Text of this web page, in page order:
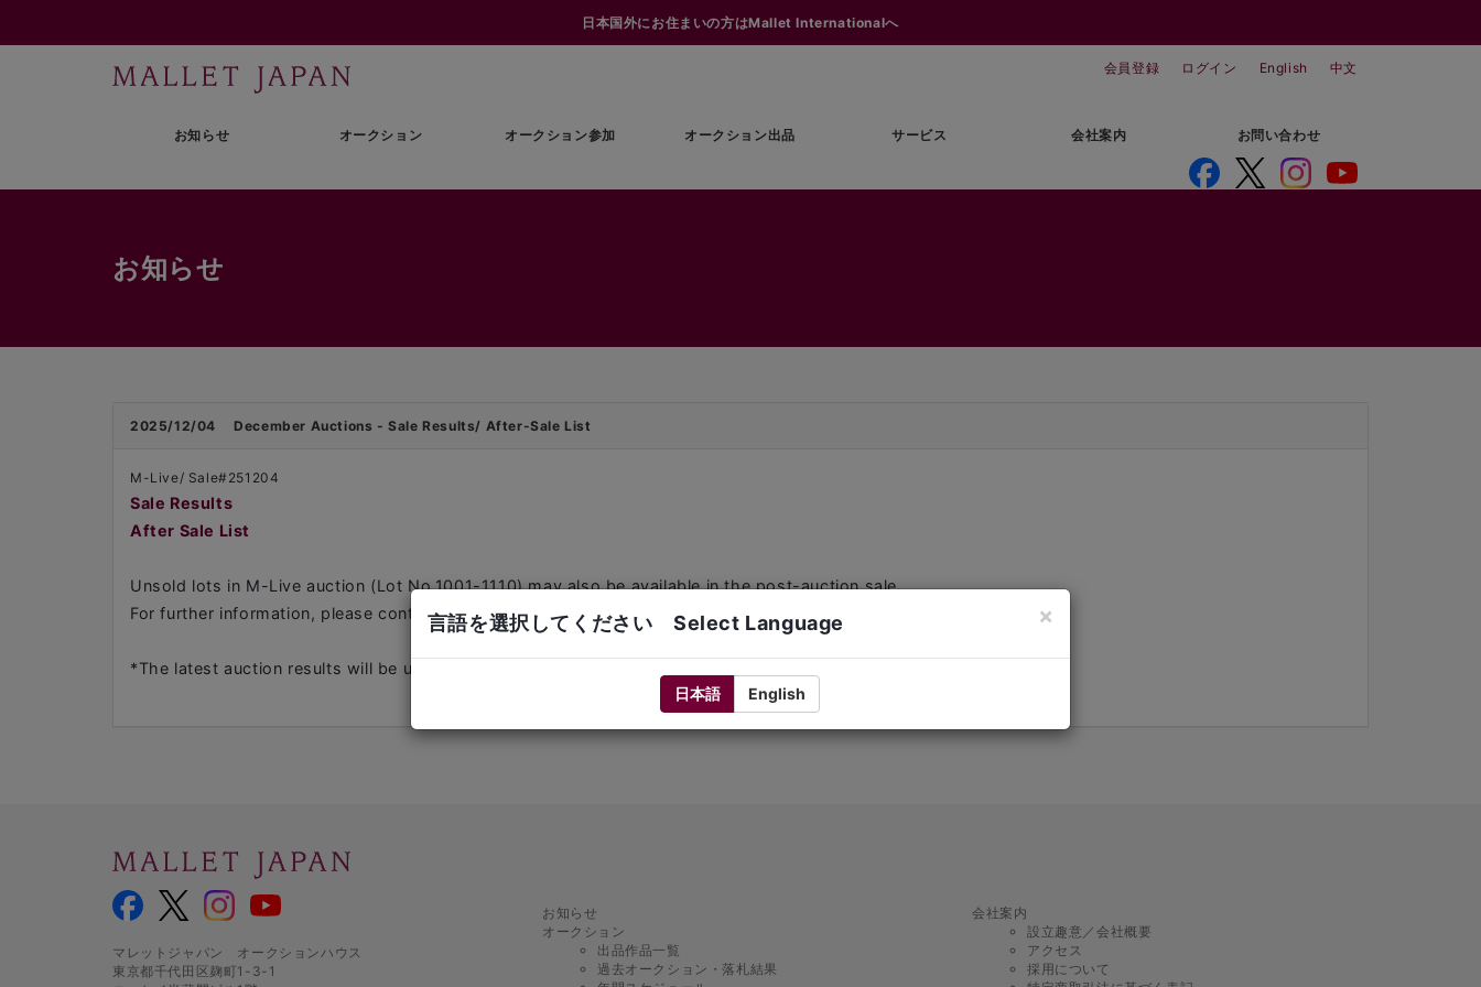
日本国外にお住まいの方はMallet Internationalへ
会員登録 ログイン English 中文
お知らせ オークション オークション参加 オークション出品 サービス 会社案内 お問い合わせ
お知らせ
2025/12/04 December Auctions - Sale Results/ After-Sale List
M-Live/ Sale#251204
Sale Results
After Sale List
Unsold lots in M-Live auction (Lot No.1001-1110) may also be available in the post-auction sale.
For further information, please contact us at info@mallet-i.com
*The latest auction results will be updated in the Past Lot Archive within 1–2 business days after the auction.
マレットジャパン オークションハウス
東京都千代田区麹町1-3-1
お知らせ
オークション
出品作品一覧
過去オークション・落札結果
会社案内
設立趣意／会社概要
アクセス
採用について
言語を選択してください Select Language ×
日本語 English